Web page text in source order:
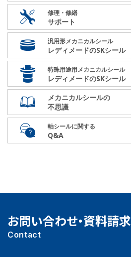
修理・修繕
サポート
汎用形メカニカルシール
レディメードのSKシール
特殊用途用メカニカルシール
レディメードのSKシール
メカニカルシールの
不思議
軸シールに関する
Q&A
お問い合わせ・資料請求
Contact